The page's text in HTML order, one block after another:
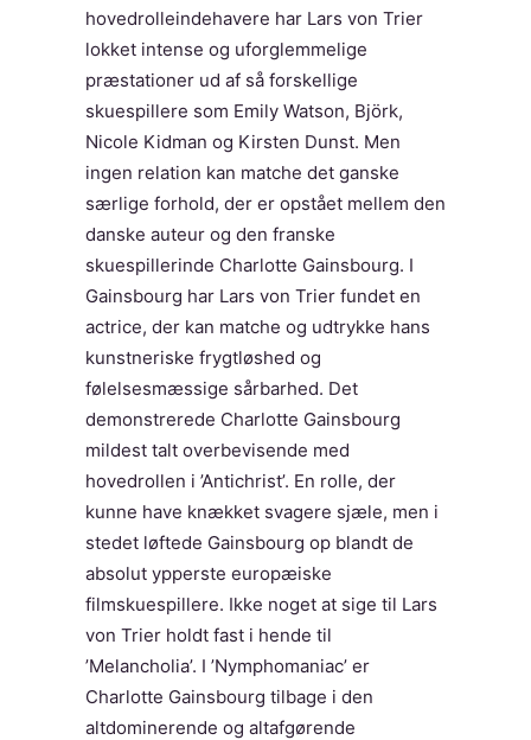
hovedrolleindehavere har Lars von Trier
lokket intense og uforglemmelige
præstationer ud af så forskellige
skuespillere som Emily Watson, Björk,
Nicole Kidman og Kirsten Dunst. Men
ingen relation kan matche det ganske
særlige forhold, der er opstået mellem den
danske auteur og den franske
skuespillerinde Charlotte Gainsbourg. I
Gainsbourg har Lars von Trier fundet en
actrice, der kan matche og udtrykke hans
kunstneriske frygtløshed og
følelsesmæssige sårbarhed. Det
demonstrerede Charlotte Gainsbourg
mildest talt overbevisende med
hovedrollen i ’Antichrist’. En rolle, der
kunne have knækket svagere sjæle, men i
stedet løftede Gainsbourg op blandt de
absolut ypperste europæiske
filmskuespillere. Ikke noget at sige til Lars
von Trier holdt fast i hende til
’Melancholia’. I ’Nymphomaniac’ er
Charlotte Gainsbourg tilbage i den
altdominerende og altafgørende